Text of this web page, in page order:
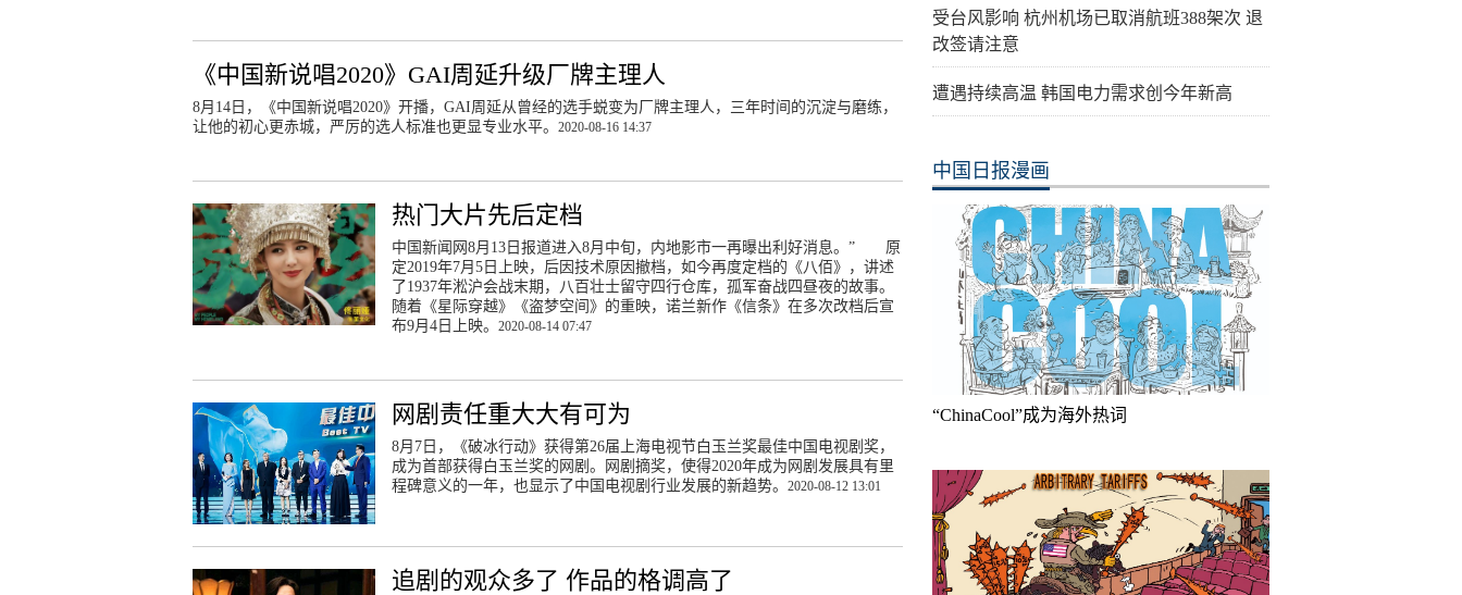
《中国新说唱2020》GAI周延升级厂牌主理人
8月14日，《中国新说唱2020》开播，GAI周延从曾经的选手蜕变为厂牌主理人，三年时间的沉淀与磨练，
让他的初心更赤城，严厉的选人标准也更显专业水平。 2020-08-16 14:37
热门大片先后定档
中国新闻网8月13日报道进入8月中旬，内地影市一再曝出利好消息。” 原
定2019年7月5日上映，后因技术原因撤档，如今再度定档的《八佰》，讲述
了1937年淞沪会战末期，八百壮士留守四行仓库，孤军奋战四昼夜的故事。
随着《星际穿越》《盗梦空间》的重映，诺兰新作《信条》在多次改档后宣
布9月4日上映。2020-08-14 07:47
网剧责任重大大有可为
8月7日，《破冰行动》获得第26届上海电视节白玉兰奖最佳中国电视剧奖，
成为首部获得白玉兰奖的网剧。网剧摘奖，使得2020年成为网剧发展具有里
程碑意义的一年，也显示了中国电视剧行业发展的新趋势。2020-08-12 13:01
追剧的观众多了 作品的格调高了
受台风影响 杭州机场已取消航班388架次 退
改签请注意
遭遇持续高温 韩国电力需求创今年新高
中国日报漫画
“ChinaCool”成为海外热词